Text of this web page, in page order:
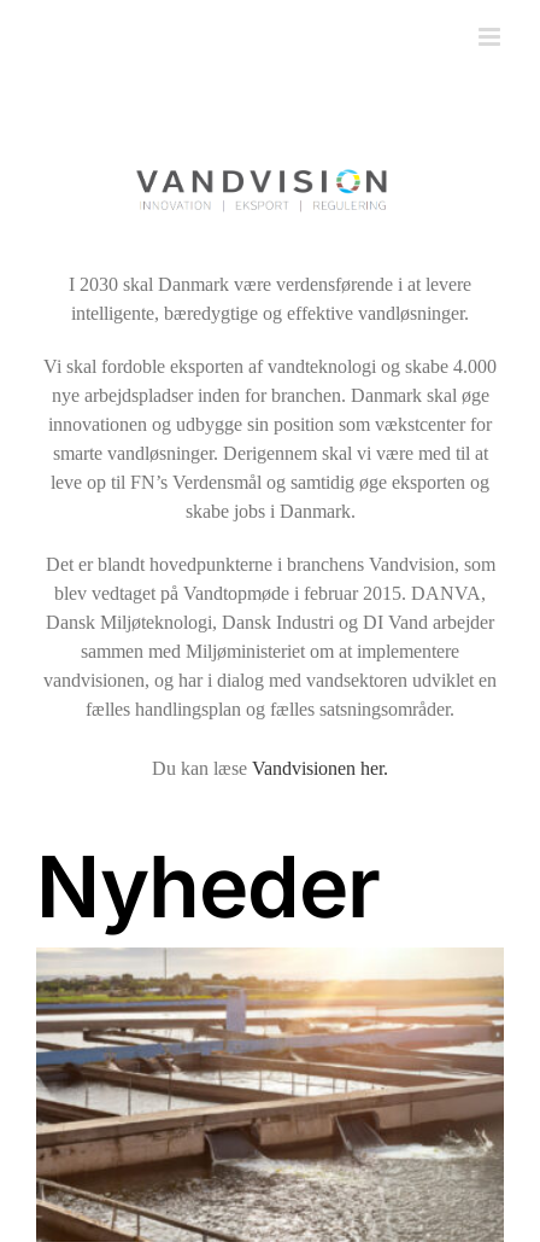
I 2030 skal Danmark være verdensførende i at levere
intelligente, bæredygtige og effektive vandløsninger.
Vi skal fordoble eksporten af vandteknologi og skabe 4.000
nye arbejdspladser inden for branchen. Danmark skal øge
innovationen og udbygge sin position som vækstcenter for
smarte vandløsninger. Derigennem skal vi være med til at
leve op til FN’s Verdensmål og samtidig øge eksporten og
skabe jobs i Danmark.
Det er blandt hovedpunkterne i branchens Vandvision, som
blev vedtaget på Vandtopmøde i februar 2015. DANVA,
Dansk Miljøteknologi, Dansk Industri og DI Vand arbejder
sammen med Miljøministeriet om at implementere
vandvisionen, og har i dialog med vandsektoren udviklet en
fælles handlingsplan og fælles satsningsområder.
Du kan læse Vandvisionen her.
Nyheder